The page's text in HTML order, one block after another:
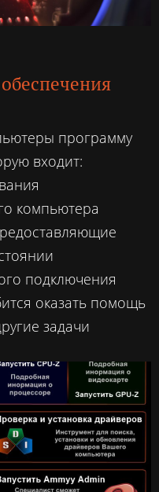
программу
входит:
компьютера
подключения
оказать помощь
задачи